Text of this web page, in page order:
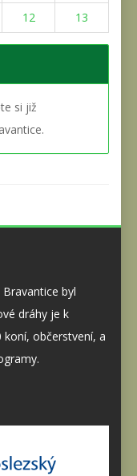
12 13
si již
byl
dráhy je k
občerstvení, a